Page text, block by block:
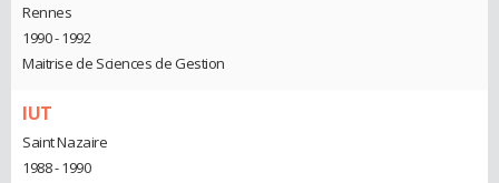
Rennes
1990 - 1992
Maitrise de Sciences de Gestion
IUT
Saint Nazaire
1988 - 1990